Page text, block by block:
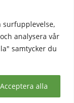
surfupplevelse,
analysera vår
samtycker du
Acceptera alla